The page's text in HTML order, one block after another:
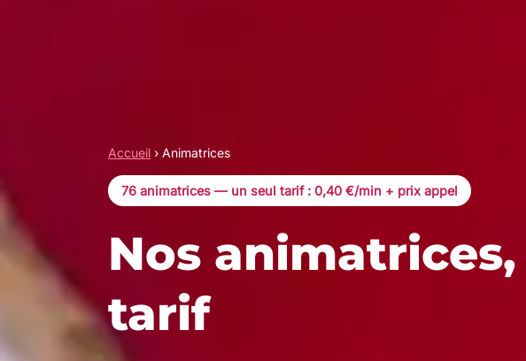
Accueil › Animatrices
76 animatrices — un seul tarif : 0,40 €/min + prix appel
Nos animatrices,
tarif